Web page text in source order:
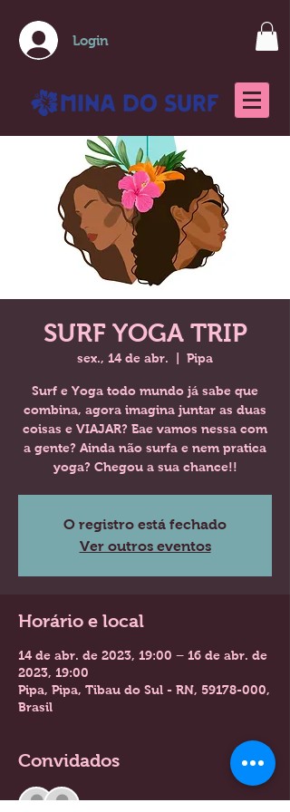
Login
SURF YOGA TRIP
sex., 14 de abr. Pipa
Surf e Yoga todo mundo já sabe que
combina, agora imagina juntar as duas
coisas e VIAJAR? Eae vamos nessa com
a gente? Ainda não surfa e nem pratica
yoga? Chegou a sua chance!!
O registro está fechado
Ver outros eventos
Horário e local
14 de abr. de 2023, 19:00 – 16 de abr. de
2023, 19:00
Pipa, Pipa, Tibau do Sul - RN, 59178-000,
Brasil
Convidados
Ver tudo